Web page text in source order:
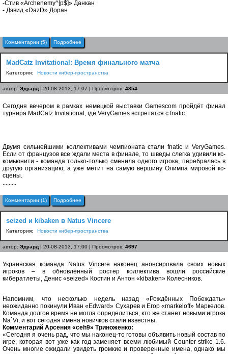
-Стив «Archenemy^[p$]» Данкан
- Дэвид «DazD» Доран
Комментарии (5) Подробнее
MadCatz Invitational: Время финального матча
Категория: Новости кибер-пространства
автор: Эдуард | 20-08-2013, 17:07 | Просмотров: 4854
Сегодня вечером в рамках немецкой выставки Gamescom пройдёт финал
турнира MadCatz Invitational, где VeryGames встретятся с fnatic.
Двумя сильнейшими коллективами чемпионата стали fnatic и VeryGames.
Если от французов все ждали места в финале, то шведы слегка удивили кс-
комьюнити - команда только-только сменила одного игрока, перебралась в
другую организацию, а уже метит на самую вершину Олимпа мировой кс-
сцены.
.........
Комментарии (1) Подробнее
seized и kibaken в Natus Vincere
Категория: Новости кибер-пространства
автор: Эдуард | 20-08-2013, 17:00 | Просмотров: 4697
Украинская команда Natus Vincere наконец анонсировала своих новых
игроков – в обновлённый ростер коллектива вошли российские
кибератлеты, Денис «seized» Костин и Антон «kibaken» Колесников.
Напомним, что несколько недель назад «Рождённых Побеждать»
неожиданно покинули Иван «Edward» Сухарев и Егор «markeloff» Маркелов.
Команда долгое время не могла определиться, кто же станет новыми игрока
Na`Vi, и вот сегодня имена новичков стали известны.
Комментарий Арсения «ceh9» Триноженко:
«Cегодня я очень рад, что мы наконец-то готовы объявить новый состав по
игре, которая вот уже как год заменяет всеми любимый Counter-strike 1.6.
Очень многие ожидали увидеть громкие и проверенные имена, однако мы